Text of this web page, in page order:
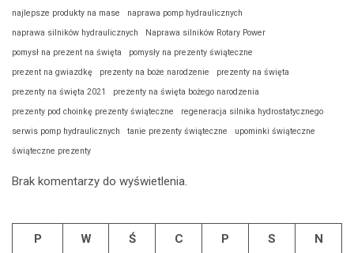
najlepsze produkty na mase
naprawa pomp hydraulicznych
naprawa silników hydraulicznych
Naprawa silników Rotary Power
pomysł na prezent na święta
pomysły na prezenty świąteczne
prezent na gwiazdkę
prezenty na boże narodzenie
prezenty na święta
prezenty na święta 2021
prezenty na święta bożego narodzenia
prezenty pod choinkę prezenty świąteczne
regeneracja silnika hydrostatycznego
serwis pomp hydraulicznych
tanie prezenty świąteczne
upominki świąteczne
świąteczne prezenty
Brak komentarzy do wyświetlenia.
P W Ś C P S
N